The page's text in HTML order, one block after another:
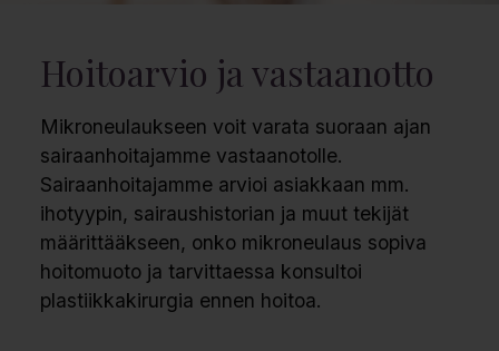
Hoitoarvio ja vastaanotto​
Mikroneulaukseen voit varata suoraan ajan
sairaanhoitajamme vastaanotolle.
Sairaanhoitajamme arvioi asiakkaan mm.
ihotyypin, sairaushistorian ja muut tekijät
määrittääkseen, onko mikroneulaus sopiva
hoitomuoto ja tarvittaessa konsultoi
plastiikkakirurgia ennen hoitoa.